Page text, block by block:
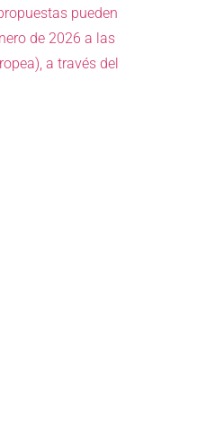
pueden
de 2026 a las
a través del